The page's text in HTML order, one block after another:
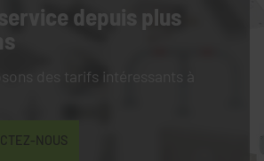
depuis plus
des tarifs intéressants à
NOUS